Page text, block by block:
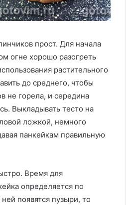
прост. Для начала
огне хорошо разогреть
растительного
до среднего, чтобы
не горела, и середина
Выкладывать тесто на
ложкой, немного
панкейкам правильную
Время для
определяется по
появятся пузыри, то